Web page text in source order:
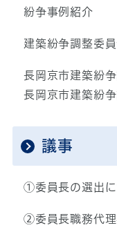
紛争事例紹介
建築紛争調整委
長岡京市建築紛
長岡京市建築紛
議事
①委員長の選出に
②委員長職務代